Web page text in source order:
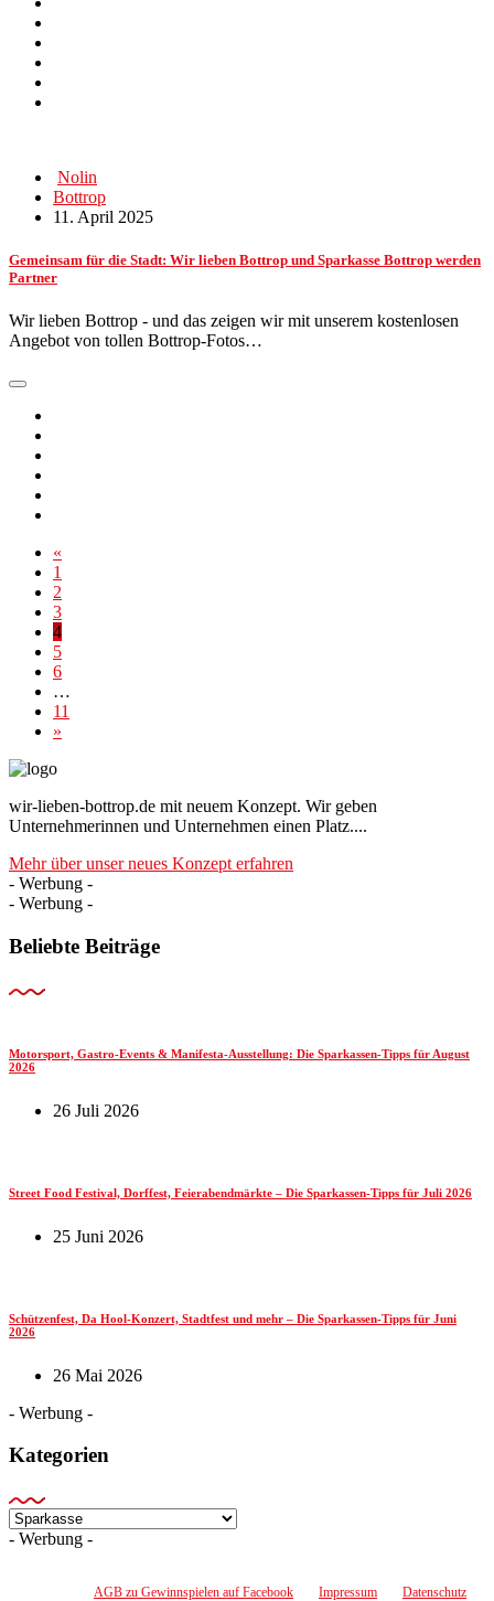
Nolin
Bottrop
11. April 2025
Gemeinsam für die Stadt: Wir lieben Bottrop und Sparkasse Bottrop werden
Partner
Wir lieben Bottrop - und das zeigen wir mit unserem kostenlosen
Angebot von tollen Bottrop-Fotos…
«
1
2
3
4
5
6
…
11
»
wir-lieben-bottrop.de mit neuem Konzept. Wir geben
Unternehmerinnen und Unternehmen einen Platz....
Mehr über unser neues Konzept erfahren
- Werbung -
- Werbung -
Beliebte Beiträge
Motorsport, Gastro-Events & Manifesta-Ausstellung: Die Sparkassen-Tipps für August
2026
26 Juli 2026
Street Food Festival, Dorffest, Feierabendmärkte – Die Sparkassen-Tipps für Juli 2026
25 Juni 2026
Schützenfest, Da Hool-Konzert, Stadtfest und mehr – Die Sparkassen-Tipps für Juni
2026
26 Mai 2026
- Werbung -
Kategorien
Kategorien
- Werbung -
AGB zu Gewinnspielen auf Facebook Impressum Datenschutz